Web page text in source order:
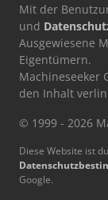
Mit der
und
Ausgewiesene
Eigentümern.
Machineseeker
den Inhalt
© 1999 - 2026
Diese Website ist
Google.